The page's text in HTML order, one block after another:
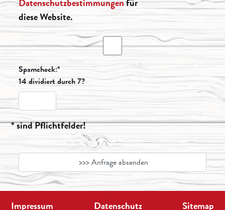
diese Website.
Spamcheck:*
14 dividiert durch 7?
* sind Pflichtfelder!
Impressum Datenschutz Sitemap